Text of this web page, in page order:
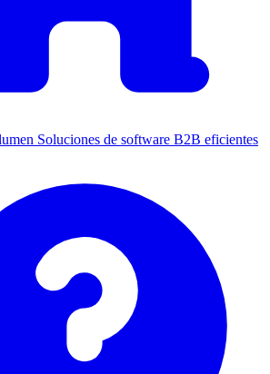
Soluciones de software B2B eficientes